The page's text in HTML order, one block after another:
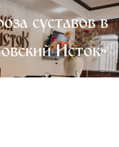
суставов в
Исток»